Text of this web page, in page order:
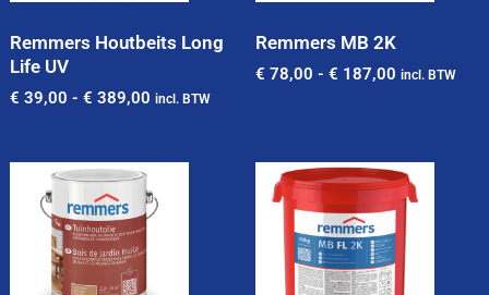
Remmers Houtbeits Long
Life UV
€ 39,00 - € 389,00 incl. BTW
Remmers MB 2K
€ 78,00 - € 187,00 incl. BTW